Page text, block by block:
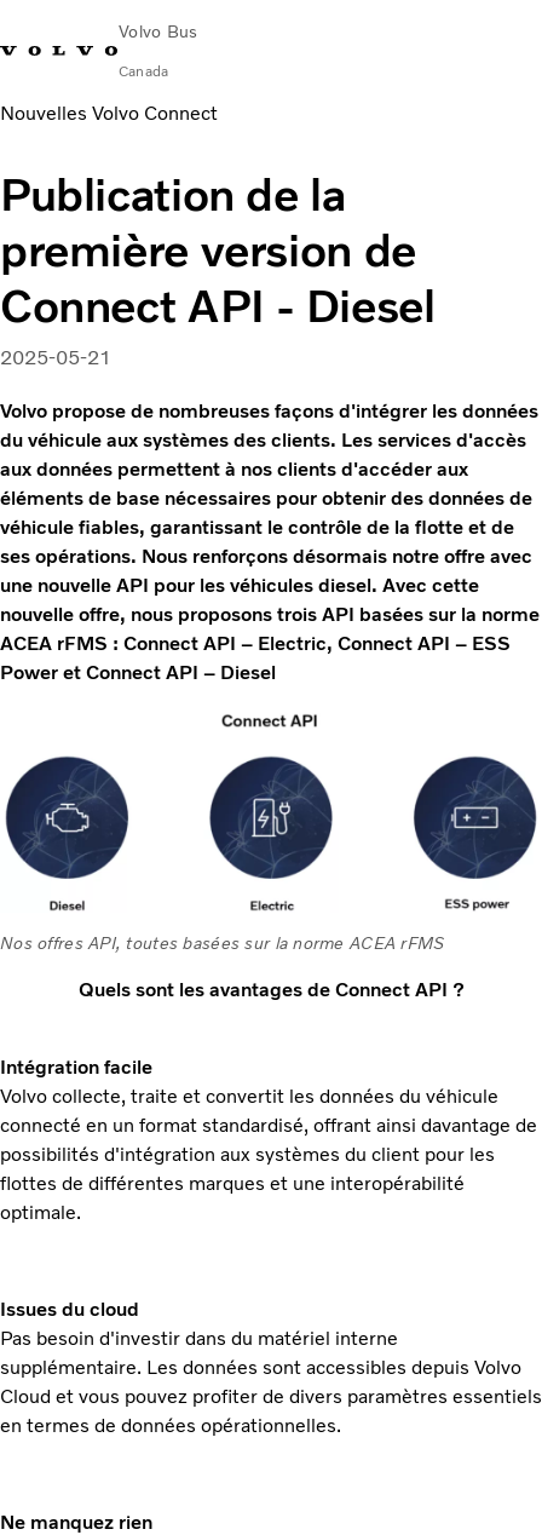
Volvo Bus
Canada
Change Market Nous ContacterEnglish
Autocars
Pourquoi Volvo?
Nouvelles et histoires
Contact
Nouvelles Volvo Connect
Publication de la
première version de
Connect API - Diesel
2025-05-21
Volvo propose de nombreuses façons d'intégrer les données
du véhicule aux systèmes des clients. Les services d'accès
aux données permettent à nos clients d'accéder aux
éléments de base nécessaires pour obtenir des données de
véhicule fiables, garantissant le contrôle de la flotte et de
ses opérations. Nous renforçons désormais notre offre avec
une nouvelle API pour les véhicules diesel. Avec cette
nouvelle offre, nous proposons trois API basées sur la norme
ACEA rFMS : Connect API – Electric, Connect API – ESS
Power et Connect API – Diesel
Nos offres API, toutes basées sur la norme ACEA rFMS
Quels sont les avantages de Connect API ?
Intégration facile
Volvo collecte, traite et convertit les données du véhicule
connecté en un format standardisé, offrant ainsi davantage de
possibilités d'intégration aux systèmes du client pour les
flottes de différentes marques et une interopérabilité
optimale.
Issues du cloud
Pas besoin d'investir dans du matériel interne
supplémentaire. Les données sont accessibles depuis Volvo
Cloud et vous pouvez profiter de divers paramètres essentiels
en termes de données opérationnelles.
Ne manquez rien